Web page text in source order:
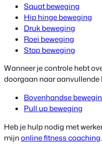
Squat beweging
Hip hinge beweging
Druk beweging
Roei beweging
Stap beweging
Wanneer je controle hebt
doorgaan naar aanvullende
Bovenhandse
Pull up beweging
Heb je hulp nodig met
mijnonline fitness coaching.